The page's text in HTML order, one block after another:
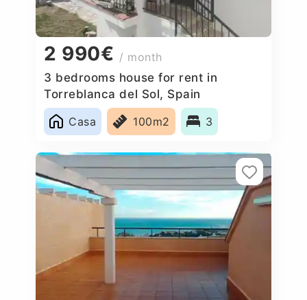
2 990€ / month
3 bedrooms house for rent in
Torreblanca del Sol, Spain
Casa
100m2 3